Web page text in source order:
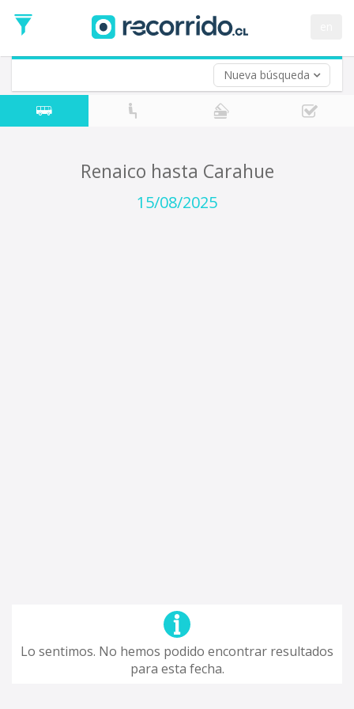
Nueva búsqueda
de
Ida
Vuelta (opcional)
Fecha
de
Renaico hasta Carahue
15/08/2025
Lo sentimos. No hemos podido encontrar resultados
para esta fecha.